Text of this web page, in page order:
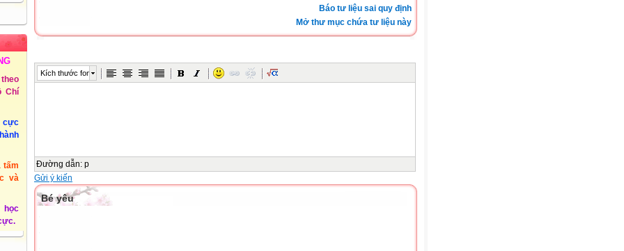
-
Chí
cực
tấm
và
học
Báo tư liệu sai quy định
Mở thư mục chứa tư liệu này
Kích thước font
Đường dẫn: p
Gửi ý kiến
Bé yêu